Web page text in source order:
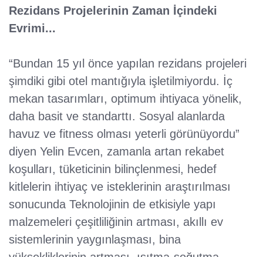
Rezidans Projelerinin Zaman İçindeki
Evrimi...
“Bundan 15 yıl önce yapılan rezidans projeleri
şimdiki gibi otel mantığıyla işletilmiyordu. İç
mekan tasarımları, optimum ihtiyaca yönelik,
daha basit ve standarttı. Sosyal alanlarda
havuz ve fitness olması yeterli görünüyordu”
diyen Yelin Evcen, zamanla artan rekabet
koşulları, tüketicinin bilinçlenmesi, hedef
kitlelerin ihtiyaç ve isteklerinin araştırılması
sonucunda Teknolojinin de etkisiyle yapı
malzemeleri çeşitliliğinin artması, akıllı ev
sistemlerinin yaygınlaşması, bina